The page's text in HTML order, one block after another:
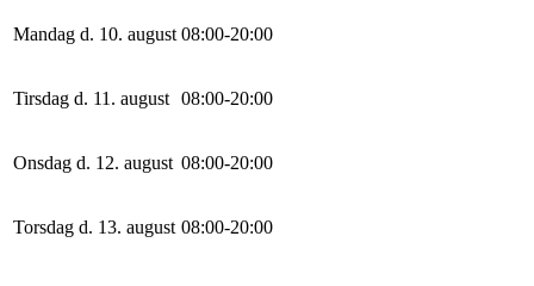
Mandag d. 10. august 08:00-20:00
Tirsdag d. 11. august 08:00-20:00
Onsdag d. 12. august 08:00-20:00
Torsdag d. 13. august 08:00-20:00